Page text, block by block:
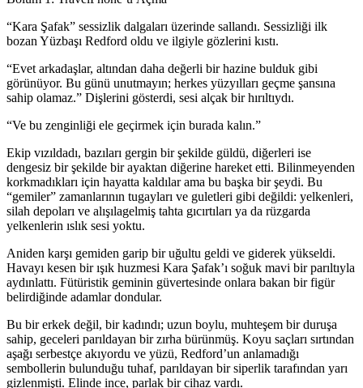
“Kara Şafak” sessizlik dalgaları üzerinde sallandı. Sessizliği ilk
bozan Yüzbaşı Redford oldu ve ilgiyle gözlerini kıstı.
“Evet arkadaşlar, altından daha değerli bir hazine bulduk gibi
görünüyor. Bu günü unutmayın; herkes yüzyılları geçme şansına
sahip olamaz.” Dişlerini gösterdi, sesi alçak bir hırıltıydı.
“Ve bu zenginliği ele geçirmek için burada kalın.”
Ekip vızıldadı, bazıları gergin bir şekilde güldü, diğerleri ise
dengesiz bir şekilde bir ayaktan diğerine hareket etti. Bilinmeyenden
korkmadıkları için hayatta kaldılar ama bu başka bir şeydi. Bu
“gemiler” zamanlarının tugayları ve guletleri gibi değildi: yelkenleri,
silah depoları ve alışılagelmiş tahta gıcırtıları ya da rüzgarda
yelkenlerin ıslık sesi yoktu.
Aniden karşı gemiden garip bir uğultu geldi ve giderek yükseldi.
Havayı kesen bir ışık huzmesi Kara Şafak’ı soğuk mavi bir parıltıyla
aydınlattı. Fütüristik geminin güvertesinde onlara bakan bir figür
belirdiğinde adamlar dondular.
Bu bir erkek değil, bir kadındı; uzun boylu, muhteşem bir duruşa
sahip, geceleri parıldayan bir zırha bürünmüş. Koyu saçları sırtından
aşağı serbestçe akıyordu ve yüzü, Redford’un anlamadığı
sembollerin bulunduğu tuhaf, parıldayan bir siperlik tarafından yarı
gizlenmişti. Elinde ince, parlak bir cihaz vardı.